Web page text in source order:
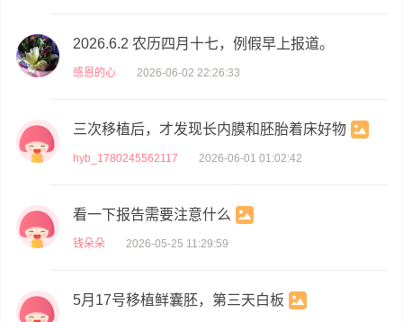
2026.6.2 农历四月十七，例假早上报道。
感恩的心 2026-06-02 22:26:33
三次移植后，才发现长内膜和胚胎着床好物
hyb_1780245562117 2026-06-01 01:02:42
看一下报告需要注意什么
钱朵朵 2026-05-25 11:29:59
5月17号移植鲜囊胚，第三天白板